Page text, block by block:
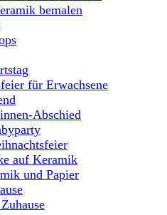
bemalen
für Erwachsene
Abschied
auf Keramik
und Papier